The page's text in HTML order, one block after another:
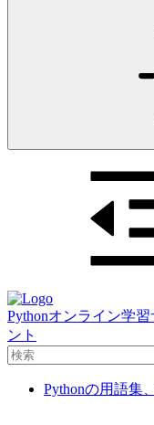
Pythonオンライン学
ント
Pythonの用語集